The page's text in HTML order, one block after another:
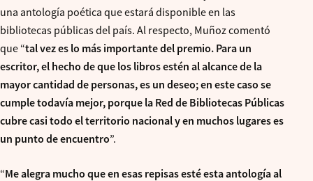
una antología poética que estará disponible en las
bibliotecas públicas del país. Al respecto, Muñoz comentó
que “tal vez es lo más importante del premio. Para un
escritor, el hecho de que los libros estén al alcance de la
mayor cantidad de personas, es un deseo; en este caso se
cumple todavía mejor, porque la Red de Bibliotecas Públicas
cubre casi todo el territorio nacional y en muchos lugares es
un punto de encuentro”.
“Me alegra mucho que en esas repisas esté esta antología al